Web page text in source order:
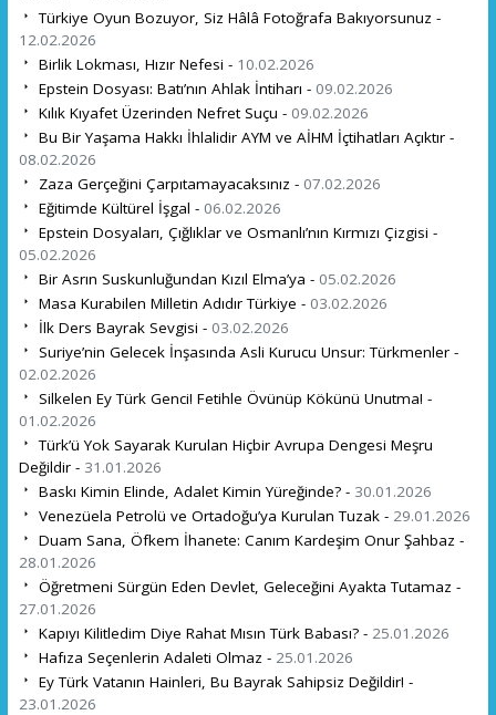
Türkiye Oyun Bozuyor, Siz Hâlâ Fotoğrafa Bakıyorsunuz -
12.02.2026
Birlik Lokması, Hızır Nefesi - 10.02.2026
Epstein Dosyası: Batı’nın Ahlak İntiharı - 09.02.2026
Kılık Kıyafet Üzerinden Nefret Suçu - 09.02.2026
Bu Bir Yaşama Hakkı İhlalidir AYM ve AİHM İçtihatları Açıktır -
08.02.2026
Zaza Gerçeğini Çarpıtamayacaksınız - 07.02.2026
Eğitimde Kültürel İşgal - 06.02.2026
Epstein Dosyaları, Çığlıklar ve Osmanlı’nın Kırmızı Çizgisi -
05.02.2026
Bir Asrın Suskunluğundan Kızıl Elma’ya - 05.02.2026
Masa Kurabilen Milletin Adıdır Türkiye - 03.02.2026
İlk Ders Bayrak Sevgisi - 03.02.2026
Suriye’nin Gelecek İnşasında Asli Kurucu Unsur: Türkmenler -
02.02.2026
Silkelen Ey Türk Genci! Fetihle Övünüp Kökünü Unutma! -
01.02.2026
Türk’ü Yok Sayarak Kurulan Hiçbir Avrupa Dengesi Meşru
Değildir - 31.01.2026
Baskı Kimin Elinde, Adalet Kimin Yüreğinde? - 30.01.2026
Venezüela Petrolü ve Ortadoğu’ya Kurulan Tuzak - 29.01.2026
Duam Sana, Öfkem İhanete: Canım Kardeşim Onur Şahbaz -
28.01.2026
Öğretmeni Sürgün Eden Devlet, Geleceğini Ayakta Tutamaz -
27.01.2026
Kapıyı Kilitledim Diye Rahat Mısın Türk Babası? - 25.01.2026
Hafıza Seçenlerin Adaleti Olmaz - 25.01.2026
Ey Türk Vatanın Hainleri, Bu Bayrak Sahipsiz Değildir! -
23.01.2026